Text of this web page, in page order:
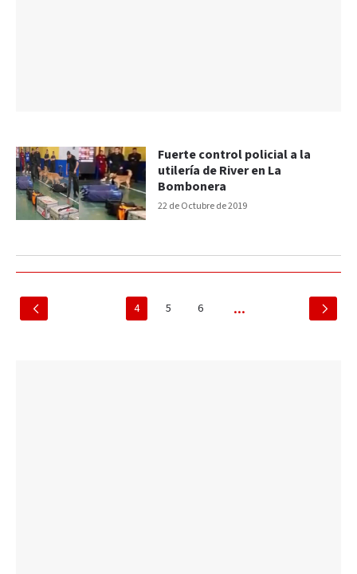
22 de Octubre de 2019
Fuerte control policial a la
utilería de River en La
Bombonera
4 5 6